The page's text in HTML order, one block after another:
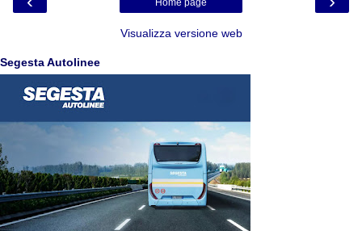
Home page
Visualizza versione web
Segesta Autolinee